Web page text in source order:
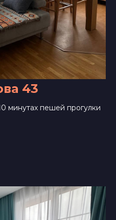
43
минутах пешей прогулки